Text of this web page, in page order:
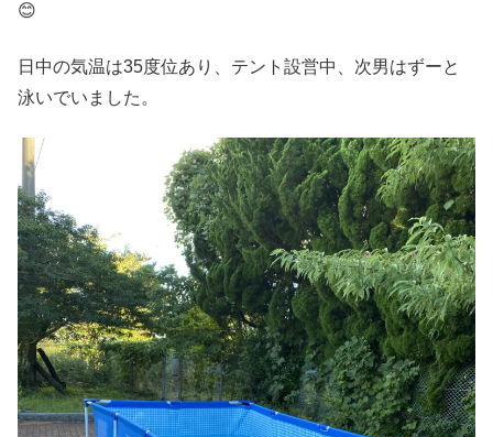
😊
日中の気温は35度位あり、テント設営中、次男はずーと
泳いでいました。